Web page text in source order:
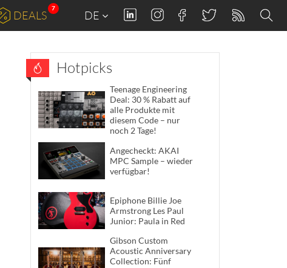
DEALS
7
DE
Hotpicks
Teenage Engineering
Deal: 30 % Rabatt auf
alle Produkte mit
diesem Code – nur
noch 2 Tage!
Angecheckt: AKAI
MPC Sample – wieder
verfügbar!
Epiphone Billie Joe
Armstrong Les Paul
Junior: Paula in Red
Gibson Custom
Acoustic Anniversary
Collection: Fünf